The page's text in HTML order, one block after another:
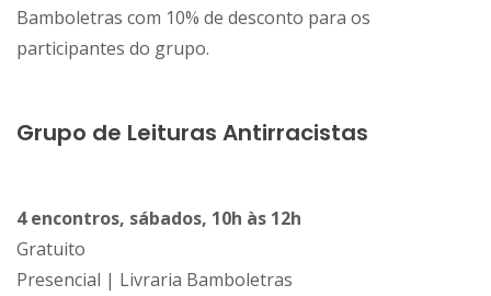
Bamboletras com 10% de desconto para os
participantes do grupo.
Grupo de Leituras Antirracistas
4 encontros, sábados, 10h às 12h
Gratuito
Presencial | Livraria Bamboletras